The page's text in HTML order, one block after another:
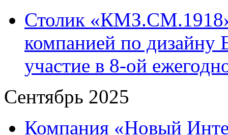
Столик
компанией по
участие в 8-ой
Сентябрь 2025
Компания «Новый